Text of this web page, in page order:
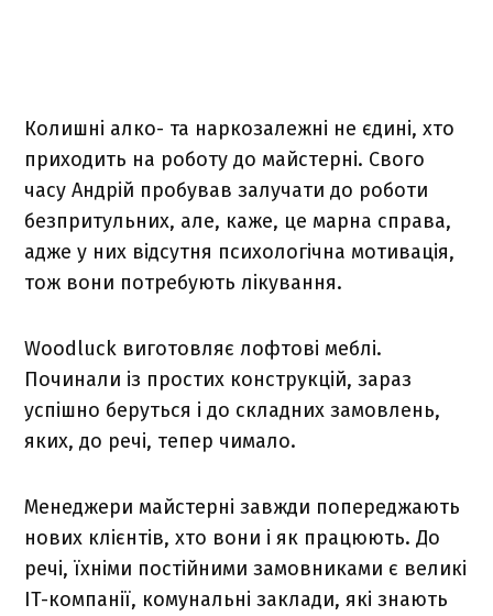
Колишні алко- та наркозалежні не єдині, хто
приходить на роботу до майстерні. Свого
часу Андрій пробував залучати до роботи
безпритульних, але, каже, це марна справа,
адже у них відсутня психологічна мотивація,
тож вони потребують лікування.
Woodluck виготовляє лофтові меблі.
Починали із простих конструкцій, зараз
успішно беруться і до складних замовлень,
яких, до речі, тепер чимало.
Менеджери майстерні завжди попереджають
нових клієнтів, хто вони і як працюють. До
речі, їхніми постійними замовниками є великі
IT-компанії, комунальні заклади, які знають